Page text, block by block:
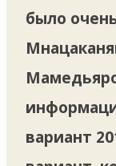
было
вариант